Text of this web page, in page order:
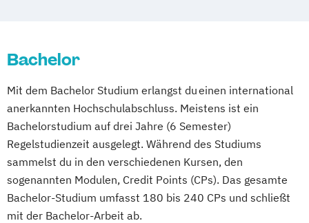
Kontext
Partizipation
Politikwissenschaft
Verwaltungswissenschaft Soziologie
Praktische Informatik Psychologie
Gegenwartsgesellschaft
Volkswirtschaft
Wirtschaftsinformatik
Plastische Konzeptionen / Keramik
Raum & Designstrategien
Textil · Kunst · Design
Visuelle Kommunikation (Grafikdesign &
Fotografie)
Zeitbasierte Medien
Zeitbasierte und Interaktive Medienkunst
Bachelor
Mit dem Bachelor Studium erlangst du einen international
anerkannten Hochschulabschluss. Meistens ist ein
Bachelorstudium auf drei Jahre (6 Semester)
Regelstudienzeit ausgelegt. Während des Studiums
sammelst du in den verschiedenen Kursen, den
sogenannten Modulen, Credit Points (CPs). Das gesamte
Bachelor-Studium umfasst 180 bis 240 CPs und schließt
mit der Bachelor-Arbeit ab.